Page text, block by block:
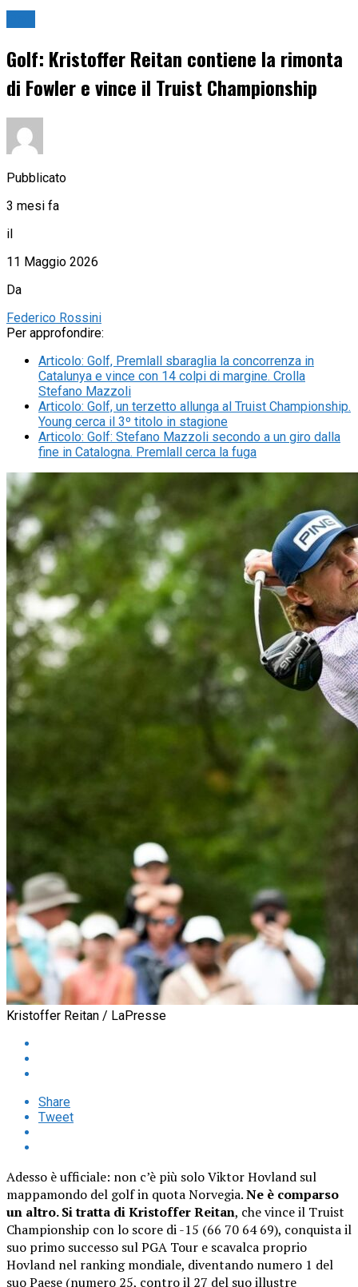
Golf: Kristoffer Reitan contiene la rimonta
di Fowler e vince il Truist Championship
Pubblicato
3 mesi fa
il
11 Maggio 2026
Da
Federico Rossini
Per approfondire:
Articolo: Golf, Premlall sbaraglia la concorrenza in
Catalunya e vince con 14 colpi di margine. Crolla
Stefano Mazzoli
Articolo: Golf, un terzetto allunga al Truist Championship.
Young cerca il 3º titolo in stagione
Articolo: Golf: Stefano Mazzoli secondo a un giro dalla
fine in Catalogna. Premlall cerca la fuga
Kristoffer Reitan / LaPresse
Share
Tweet
Adesso è ufficiale: non c’è più solo Viktor Hovland sul
mappamondo del golf in quota Norvegia.Ne è comparso
un altro. Si tratta di Kristoffer Reitan, che vince il Truist
Championship con lo score di -15 (66 70 64 69), conquista il
suo primo successo sul PGA Tour e scavalca proprio
Hovland nel ranking mondiale, diventando numero 1 del
suo Paese (numero 25, contro il 27 del suo illustre